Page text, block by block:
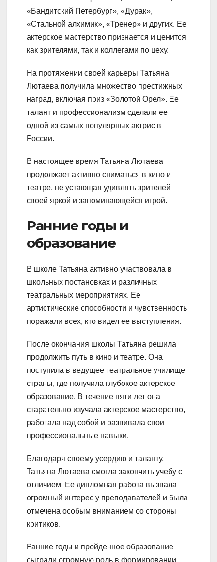
«Бандитский Петербург», «Дурак»,
«Стальной алхимик», «Тренер» и других. Ее
актерское мастерство признается и ценится
как зрителями, так и коллегами по цеху.
На протяжении своей карьеры Татьяна
Лютаева получила множество престижных
наград, включая приз «Золотой Орел». Ее
талант и профессионализм сделали ее
одной из самых популярных актрис в
России.
В настоящее время Татьяна Лютаева
продолжает активно сниматься в кино и
театре, не устающая удивлять зрителей
своей яркой и запоминающейся игрой.
Ранние годы и
образование
В школе Татьяна активно участвовала в
школьных постановках и различных
театральных мероприятиях. Ее
артистические способности и чувственность
поражали всех, кто видел ее выступления.
После окончания школы Татьяна решила
продолжить путь в кино и театре. Она
поступила в ведущее театральное училище
страны, где получила глубокое актерское
образование. В течение пяти лет она
старательно изучала актерское мастерство,
работала над собой и развивала свои
профессиональные навыки.
Благодаря своему усердию и таланту,
Татьяна Лютаева смогла закончить учебу с
отличием. Ее дипломная работа вызвала
огромный интерес у преподавателей и была
отмечена особым вниманием со стороны
критиков.
Ранние годы и пройденное образование
сыграли огромную роль в формировании